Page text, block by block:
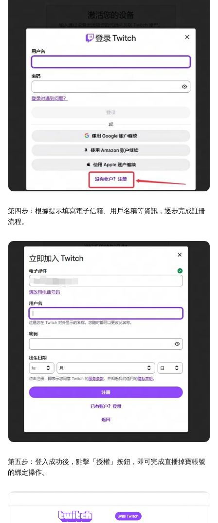
第四步：根據提示填寫電子信箱、用戶名稱等資訊，逐步完成註冊
流程。
第五步：登入成功後，點擊「授權」按鈕，即可完成直播掉寶帳號
的綁定操作。